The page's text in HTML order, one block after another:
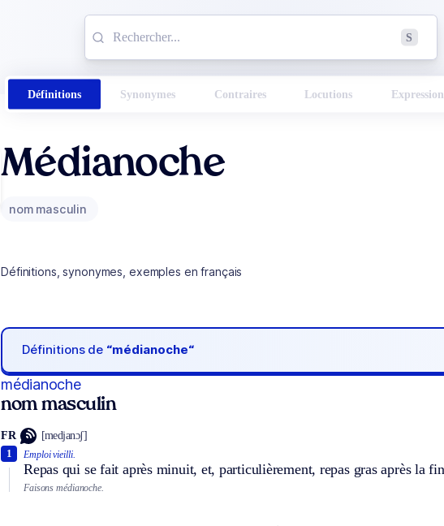
S
Définitions Synonymes Contraires Locutions
Médianoche
nom masculin
Définitions, synonymes, exemples en français
Définitions de “médianoche“
médianoche
nom masculin
FR [medjanɔʃ]
Emploi vieilli.
Repas qui se fait après minuit, et, particulièrement, repas gras après la
1
Faisons médianoche.